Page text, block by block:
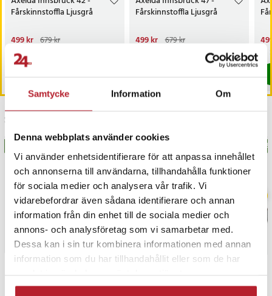
Samtycke Information Om
Denna webbplats använder cookies
Vi använder enhetsidentifierare för att anpassa innehållet
och annonserna till användarna, tillhandahålla funktioner
för sociala medier och analysera vår trafik. Vi
vidarebefordrar även sådana identifierare och annan
information från din enhet till de sociala medier och
annons- och analysföretag som vi samarbetar med.
Dessa kan i sin tur kombinera informationen med annan
information som du har tillhandahållit eller som de har
Fårskinnstoffla Ljusgrå
Nuvarande pris:
499 kr 679 kr
Just nu har vi bara 2 kvar av denna produkt
Fårskinnstoffla Ljusgrå
Nuvarande pris:
679 kr
499 kr 679 kr
Just nu har vi bara 3 kvar av denna
Senast besökta